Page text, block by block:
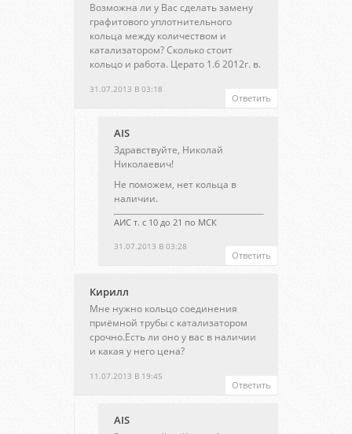
31.07.2013 В 03:18
Возможна ли у Вас сделать замену
графитового уплотнительного
кольца между количеством и
катализатором? Сколько стоит
кольцо и работа. Церато 1.6 2012г. в.
Ответить
AIS
31.07.2013 В 03:28
Здравствуйте, Николай
Николаевич!
Не поможем, нет кольца в
наличии.
АИС т. с 10 до 21 по МСК
Ответить
Кирилл
11.07.2013 В 19:45
Мне нужно кольцо соединения
приёмной трубы с катализатором
срочно.Есть ли оно у вас в наличии
и какая у него цена?
Ответить
AIS